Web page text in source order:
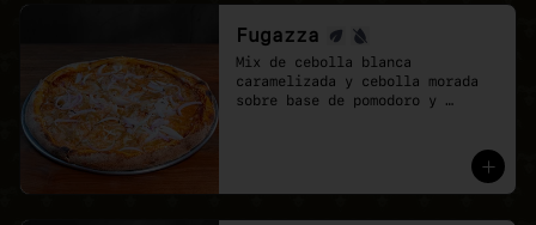
Fugazza
Mix de cebolla blanca
caramelizada y cebolla morada
sobre base de pomodoro y